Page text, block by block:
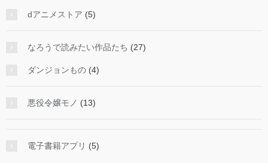
dアニメストア (5)
なろうで読みたい作品たち (27)
ダンジョンもの (4)
悪役令嬢モノ (13)
電子書籍アプリ (5)